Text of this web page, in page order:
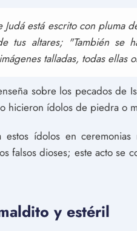
Judá está escrito con pluma
tus altares; "También se
talladas, todas ellas
sobre los pecados de
hicieron ídolos de piedra o
estos ídolos en
falsos dioses; este acto se
y estéril